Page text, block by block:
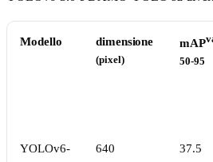
Modello dimensione
(pixel)
mAP
50-95
YOLOv6-
640 37.5